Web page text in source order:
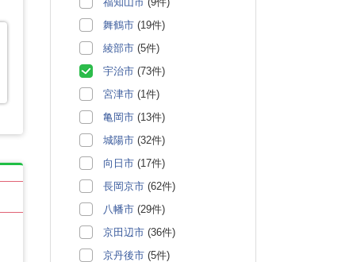
舞鶴市 (19件)
綾部市 (5件)
宇治市 (73件)
宮津市 (1件)
亀岡市 (13件)
城陽市 (32件)
向日市 (17件)
長岡京市 (62件)
八幡市 (29件)
京田辺市 (36件)
京丹後市 (5件)